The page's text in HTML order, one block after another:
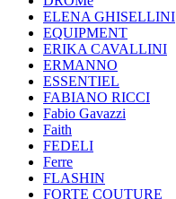
ELENA GHISELLINI
EQUIPMENT
ERIKA CAVALLINI
ERMANNO
ESSENTIEL
FABIANO RICCI
Fabio Gavazzi
Faith
FEDELI
Ferre
FLASHIN
FORTE COUTURE